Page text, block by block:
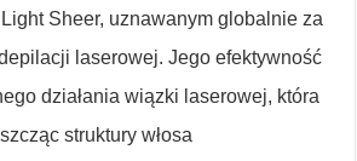
Sheer, uznawanym globalnie za
depilacji laserowej. Jego efektywność
działania wiązki laserowej, która
struktury włosa